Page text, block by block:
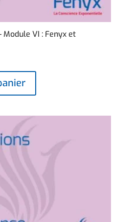
Module VI : Fenyx et